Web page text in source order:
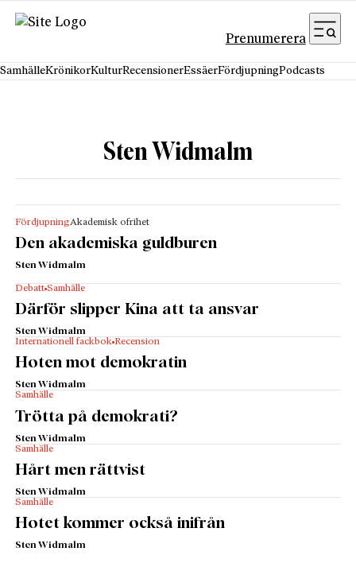
Hoppa till innehåll
Prenumerera
SamhälleKrönikorKulturRecensionerEssäerFördjupningPodcasts
Sten Widmalm
FördjupningAkademisk ofrihet
Den akademiska guldburen
Sten Widmalm
Debatt Samhälle
Därför slipper Kina att ta ansvar
Sten Widmalm
Internationell fackbok Recension
Hoten mot demokratin
Sten Widmalm
Samhälle
Trötta på demokrati?
Sten Widmalm
Samhälle
Hårt men rättvist
Sten Widmalm
Samhälle
Hotet kommer också inifrån
Sten Widmalm